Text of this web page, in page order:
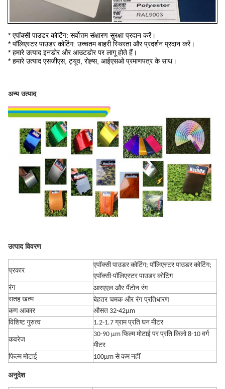
* एपॉक्सी पाउडर कोटिंग: सर्वोत्तम संक्षारण सुरक्षा प्रदान करें।
* पॉलिएस्टर पाउडर कोटिंग: उच्चतम बाहरी स्थिरता और प्रदर्शन प्रदान करें।
* हमारे उत्पाद इनडोर और आउटडोर पर लागू होते हैं।
* हमारे उत्पाद एसजीएस, ट्यूव, रोह्स, आईएसओ प्रमाणपत्र के साथ।
अन्य उत्पाद
उत्पाद विवरण
प्रकार
एपॉक्सी पाउडर कोटिंग; पॉलिएस्टर पाउडर कोटिंग;
एपॉक्सी-पॉलिएस्टर पाउडर कोटिंग
रंग
आरएएल और पैंटोन रंग
सतह खत्म बेहतर चमक और रंग प्रतिधारण
कण आकार
औसत 32-42μm
विशिष्ट गुरुत्व
1.2-1.7 ग्राम प्रति घन मीटर
कवरेज
30-90 μm फिल्म मोटाई पर प्रति किलो 8-10 वर्ग
मीटर
फिल्म मोटाई
100μm से कम नहीं
अनुदेश